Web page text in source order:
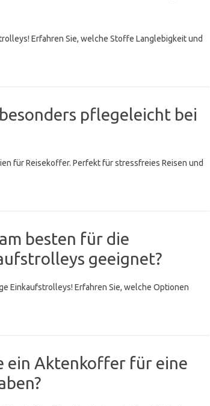
Erfahren Sie, welche Stoffe Langlebigkeit und
pflegeleicht bei
für Reisekoffer. Perfekt für stressfreies Reisen und
besten für die
geeignet?
Einkaufstrolleys! Erfahren Sie, welche Optionen
ein Aktenkoffer für eine